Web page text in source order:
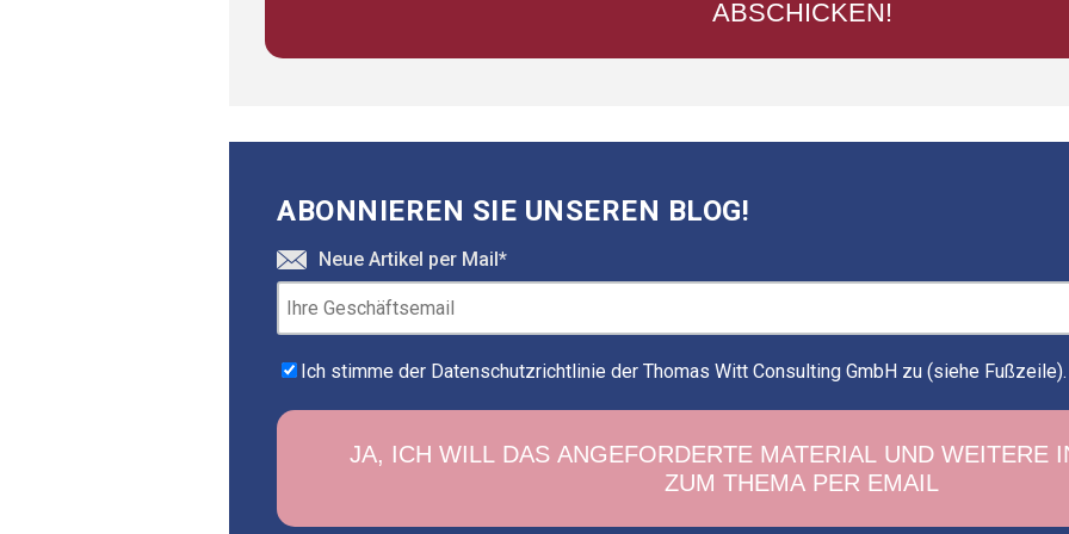
ABONNIEREN SIE UNSEREN BLOG!
Neue Artikel per Mail*
Ich stimme der Datenschutzrichtlinie der Thomas Witt Consulting GmbH zu (siehe